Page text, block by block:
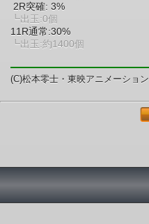
2R突確: 3%
┗出玉:0個
11R通常:30%
┗出玉:約1400個
(C)松本零士・東映アニメーション